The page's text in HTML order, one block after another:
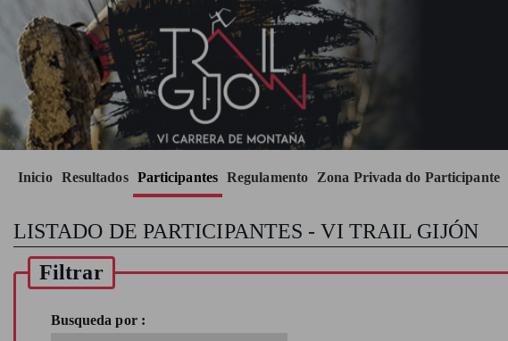
Inicio Resultados Participantes Regulamento Zona Privada do Participante
LISTADO DE PARTICIPANTES - VI TRAIL GIJÓN
Filtrar
Busqueda por :